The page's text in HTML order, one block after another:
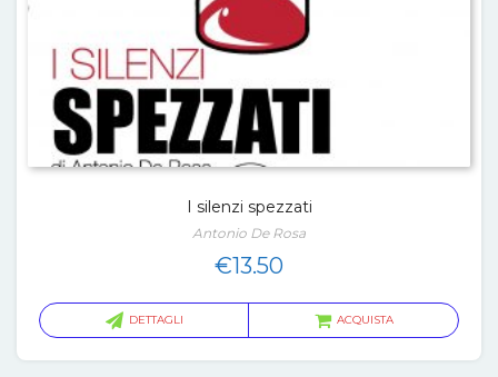
I silenzi spezzati
Antonio De Rosa
€13.50
DETTAGLI ACQUISTA